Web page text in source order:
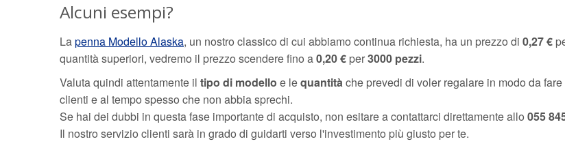
Alcuni esempi?
Lapenna Modello Alaska, un nostro classico di cui abbiamo continua richiesta, ha un prezzo di 0,27 €
quantità superiori, vedremo il prezzo scendere fino a0,20 € per3000 pezzi.
Valuta quindi attentamente il tipo di modello e lequantitàche prevedi di voler regalare in modo da
clienti e al tempo spesso che non abbia sprechi.
Se hai dei dubbi in questa fase importante di acquisto, non esitare a contattarci direttamente allo 055
Il nostro servizio clienti sarà in grado di guidarti verso l'investimento più giusto per te.